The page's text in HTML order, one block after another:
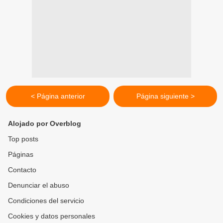
< Página anterior Página siguiente >
Alojado por Overblog
Top posts
Páginas
Contacto
Denunciar el abuso
Condiciones del servicio
Cookies y datos personales